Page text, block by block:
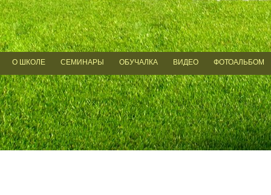
О ШКОЛЕ СЕМИНАРЫ ОБУЧАЛКА ВИДЕО ФОТОАЛЬБОМ